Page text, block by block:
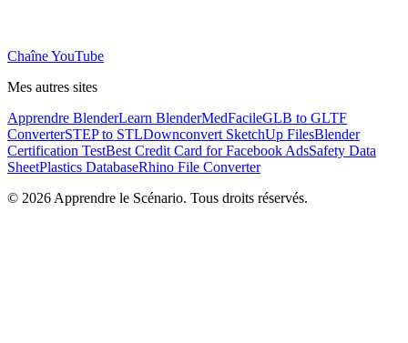
Chaîne YouTube
Mes autres sites
Apprendre BlenderLearn BlenderMedFacileGLB to GLTF
ConverterSTEP to STLDownconvert SketchUp FilesBlender
Certification TestBest Credit Card for Facebook AdsSafety Data
SheetPlastics DatabaseRhino File Converter
© 2026 Apprendre le Scénario. Tous droits réservés.